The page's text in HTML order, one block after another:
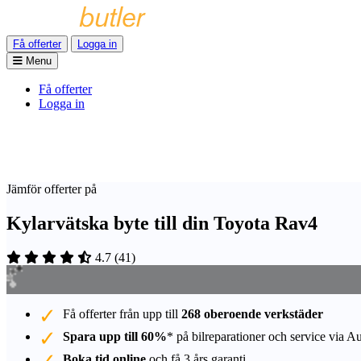
Få offerter
Logga in
Menu
Få offerter
Logga in
Jämför offerter på
Kylarvätska byte till din Toyota Rav4
4.7 (41)
Få offerter från upp till 268 oberoende verkstäder
Spara upp till 60%* på bilreparationer och service via